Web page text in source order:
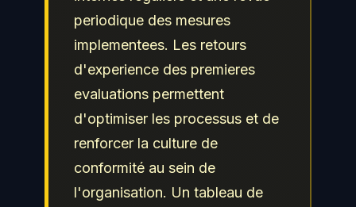
periodique des mesures
implementees. Les retours
d'experience des premieres
evaluations permettent
d'optimiser les processus et de
renforcer la culture de
conformité au sein de
l'organisation. Un tableau de